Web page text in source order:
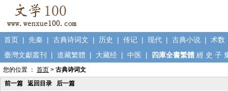
首页 | 先秦 | 古典诗词文 | 历史 | 传记 | 现代 | 古典小说 | 术数
臺灣文獻叢刊
| 道藏繁體 | 大藏经 | 中医 | 四庫全書繁體 經 史 子
您的位置 ： 首页 > 古典诗词文
前一篇
返回目录 后一篇